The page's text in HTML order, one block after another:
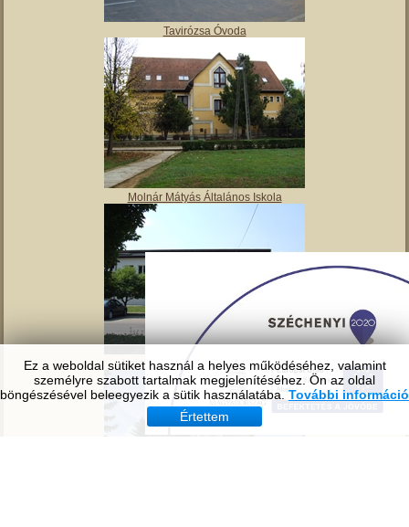
Ez a weboldal sütiket használ a helyes működéséhez, valamint
személyre szabott tartalmak megjelenítéséhez. Ön az oldal
böngészésével beleegyezik a sütik használatába. További információ
Értettem
Tulipán Bölcsőde
Molnár Mátyás Általános Iskola